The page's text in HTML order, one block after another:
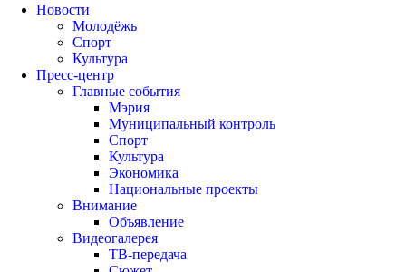
Новости
Молодёжь
Спорт
Культура
Пресс-центр
Главные события
Мэрия
Муниципальный контроль
Спорт
Культура
Экономика
Национальные проекты
Внимание
Объявление
Видеогалерея
ТВ-передача